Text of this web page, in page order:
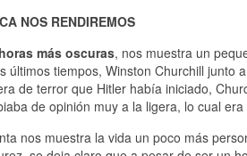
NOS RENDIREMOS
más oscuras, nos muestra un
últimos tiempos, Winston Churchill junto
de terror que Hitler había iniciado,
de opinión muy a la ligera, lo cual
nos muestra la vida un poco más